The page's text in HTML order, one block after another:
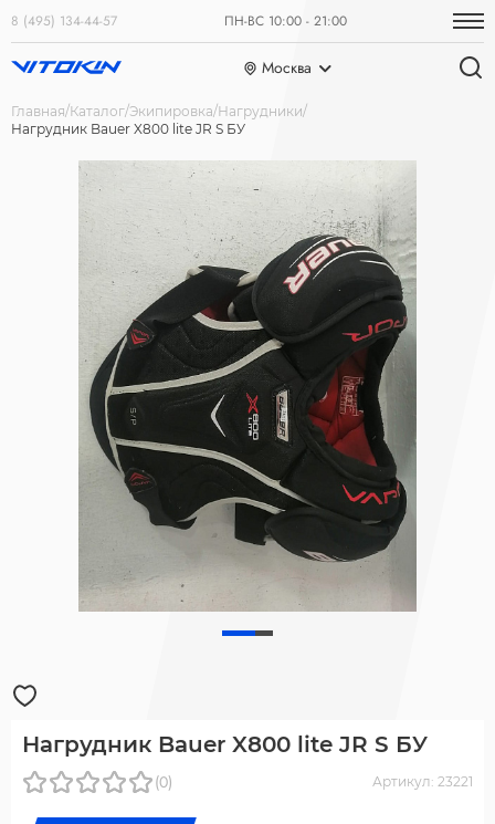
8 (495) 134-44-57 ПН-ВС 10:00 - 21:00
Москва
Главная Каталог Экипировка Нагрудники
Нагрудник Bauer X800 lite JR S БУ
Нагрудник Bauer X800 lite JR S БУ
(0) Артикул: 23221